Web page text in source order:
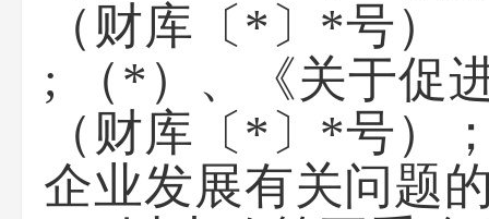
（财库〔*〕*号）
; （*）、《关于促
（财库〔*〕*号）
企业发展有关问题